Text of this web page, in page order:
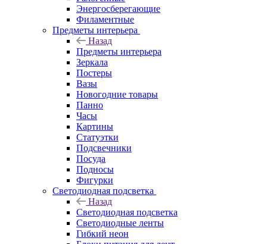
Энергосберегающие
Филаментные
Предметы интерьера
Назад
Предметы интерьера
Зеркала
Постеры
Вазы
Новогодние товары
Панно
Часы
Картины
Статуэтки
Подсвечники
Посуда
Подносы
Фигурки
Светодиодная подсветка
Назад
Светодиодная подсветка
Светодиодные ленты
Гибкий неон